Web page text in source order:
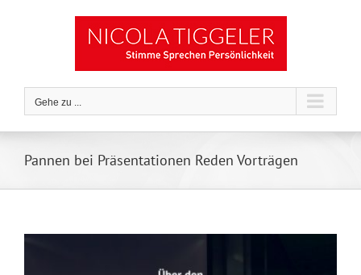
Gehe zu ...
Pannen bei Präsentationen Reden Vorträgen